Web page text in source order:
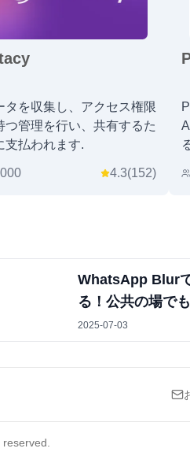
タを収集し、アクセス権限
つ管理を行い、共有するた
支払われます.
4.3(152)
WhatsApp Blur
る！公共の場で
2025-07-03